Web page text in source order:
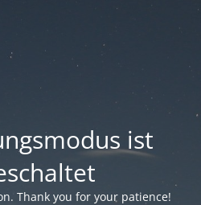
ist
Thank you for your patience!